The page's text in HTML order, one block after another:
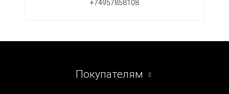
+74957858108
Покупателям